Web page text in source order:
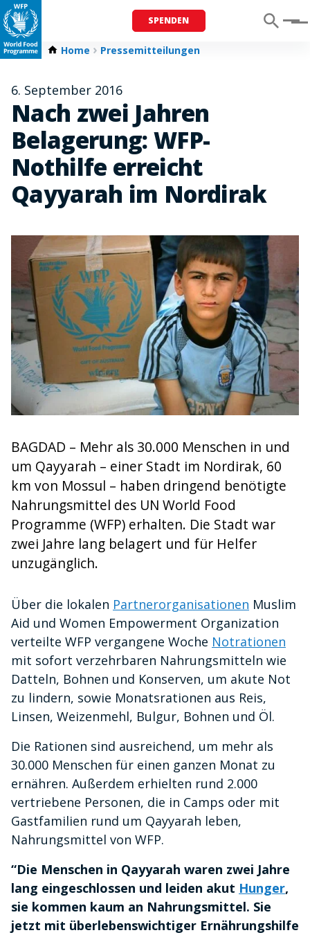
SPENDEN Menu
Home Pressemitteilungen
6. September 2016
Nach zwei Jahren
Belagerung: WFP-
Nothilfe erreicht
Qayyarah im Nordirak
BAGDAD – Mehr als 30.000 Menschen in und
um Qayyarah – einer Stadt im Nordirak, 60
km von Mossul – haben dringend benötigte
Nahrungsmittel des UN World Food
Programme (WFP) erhalten. Die Stadt war
zwei Jahre lang belagert und für Helfer
unzugänglich.
Über die lokalen Partnerorganisationen Muslim
Aid und Women Empowerment Organization
verteilte WFP vergangene Woche Notrationen
mit sofort verzehrbaren Nahrungsmitteln wie
Datteln, Bohnen und Konserven, um akute Not
zu lindern, sowie Monatsrationen aus Reis,
Linsen, Weizenmehl, Bulgur, Bohnen und Öl.
Die Rationen sind ausreichend, um mehr als
30.000 Menschen für einen ganzen Monat zu
ernähren. Außerdem erhielten rund 2.000
vertriebene Personen, die in Camps oder mit
Gastfamilien rund um Qayyarah leben,
Nahrungsmittel von WFP.
“Die Menschen in Qayyarah waren zwei Jahre
lang eingeschlossen und leiden akut Hunger,
sie kommen kaum an Nahrungsmittel. Sie
jetzt mit überlebenswichtiger Ernährungshilfe